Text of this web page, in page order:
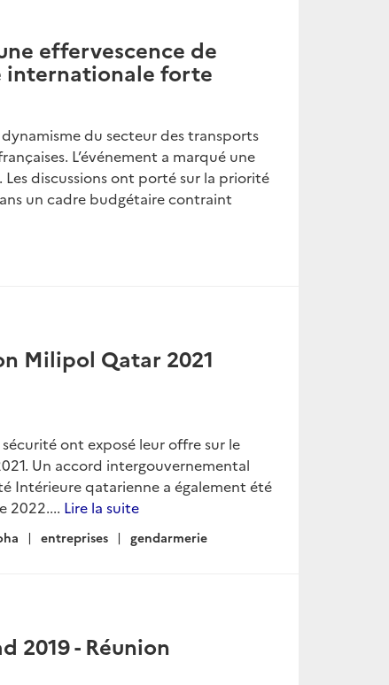
effervescence de
internationale forte
du secteur des transports
L’événement a marqué une
discussions ont porté sur la priorité
un cadre budgétaire contraint
Milipol Qatar 2021
ont exposé leur offre sur le
Un accord intergouvernemental
Intérieure qatarienne a également été
2022.... Lire la suite
entreprises gendarmerie
2019 - Réunion